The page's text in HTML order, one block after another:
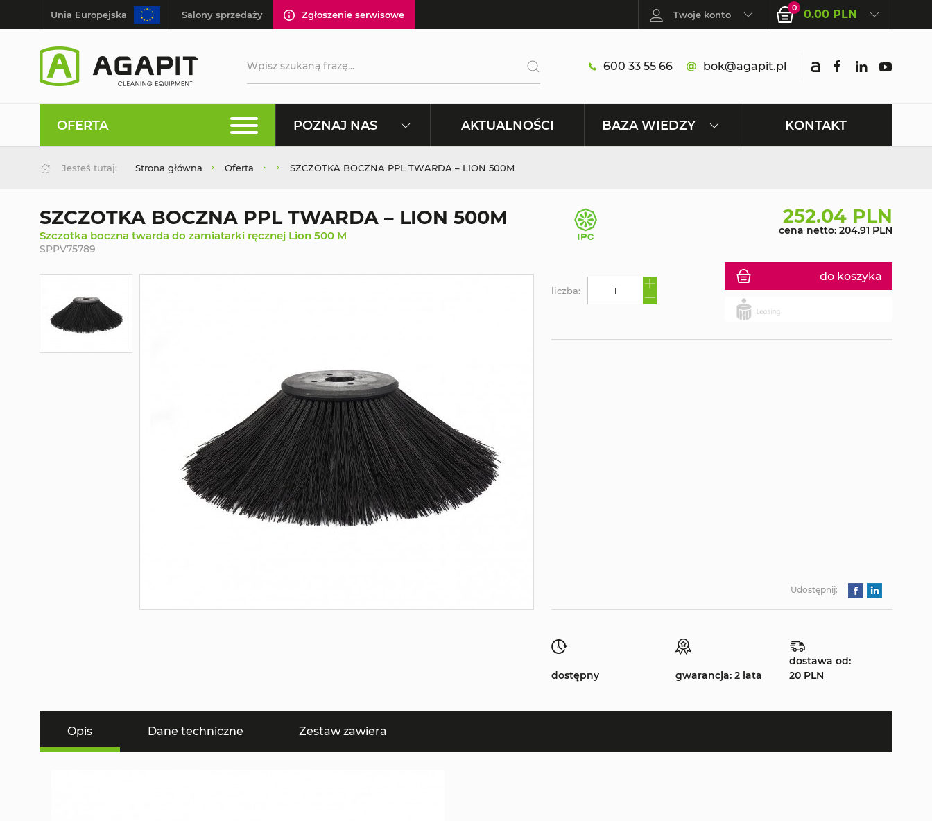
Unia Europejska Salony sprzedaży Zgłoszenie serwisowe Twoje konto
0 0.00 PLN
600 33 55 66 bok@agapit.pl
OFERTA POZNAJ NAS AKTUALNOŚCI BAZA WIEDZY KONTAKT
Jesteś tutaj: Strona główna Oferta SZCZOTKA BOCZNA PPL TWARDA – LION 500M
SZCZOTKA BOCZNA PPL TWARDA – LION 500M
Szczotka boczna twarda do zamiatarki ręcznej Lion 500 M
SPPV75789
252.04 PLN
cena netto: 204.91 PLN
do koszyka
liczba:
Udostępnij:
dostępny gwarancja: 2 lata
dostawa od:
20 PLN
Opis Dane techniczne Zestaw zawiera